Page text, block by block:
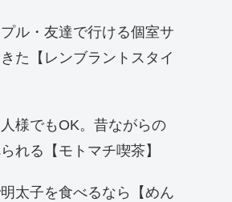
プル・友達で行ける個室サ
た【レンブラントスタイ
人様でもOK。昔ながらの
れる【モトマチ喫茶】
太子を食べるなら【めん